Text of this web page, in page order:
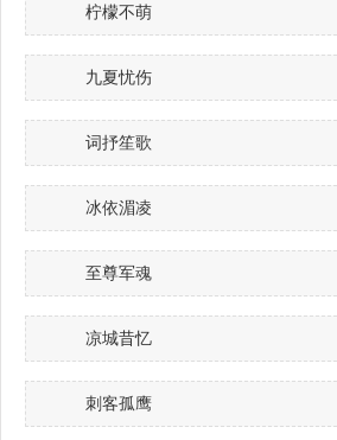
柠檬不萌
九夏忧伤
词抒笙歌
冰依湄凌
至尊军魂
凉城昔忆
刺客孤鹰